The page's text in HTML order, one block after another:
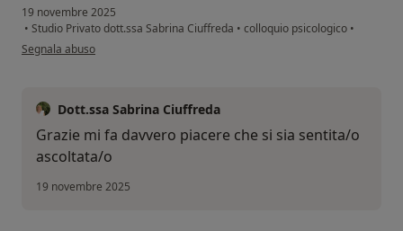
19 novembre 2025
• Studio Privato dott.ssa Sabrina Ciuffreda • colloquio psicologico •
secondo l'opinione dell'utente Paziente
Segnala abuso
Dott.ssa Sabrina Ciuffreda
Grazie mi fa davvero piacere che si sia sentita/o
ascoltata/o
19 novembre 2025